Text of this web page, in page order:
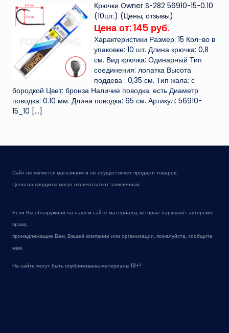
Крючки Owner S-282 56910-15-0.10
(10шт.) (Цены, отзывы)
Цена от: 145 руб.
Характеристики Размер: 15 Кол-во в
упаковке: 10 шт. Длина крючка: 0,8
см. Вид крючка: Одинарный Тип
соединения: лопатка Высота
поддева : 0,35 см. Тип жала: с
бородкой Цвет: бронза Наличие поводка: есть Диаметр
поводка: 0.10 мм. Длина поводка: 65 см. Артикул: 56910-
15_10 […]
Сайт не является магазином и не осуществляет продажи товаров.
Цены на продукты могут отличаться от заявленных.
Если Вы обнаружили на нашем сайте материалы, которые нарушают авторские
права,
принадлежащие Вам, Вашей компании или организации, пожалуйста, сообщите
нам.
На сайте могут быть опубликованы материалы 18+!